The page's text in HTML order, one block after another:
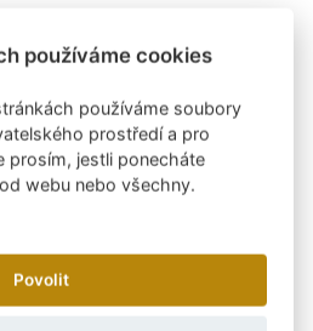
používáme cookies
používáme soubory
prostředí a pro
prosím, jestli ponecháte
webu nebo všechny.
Povolit